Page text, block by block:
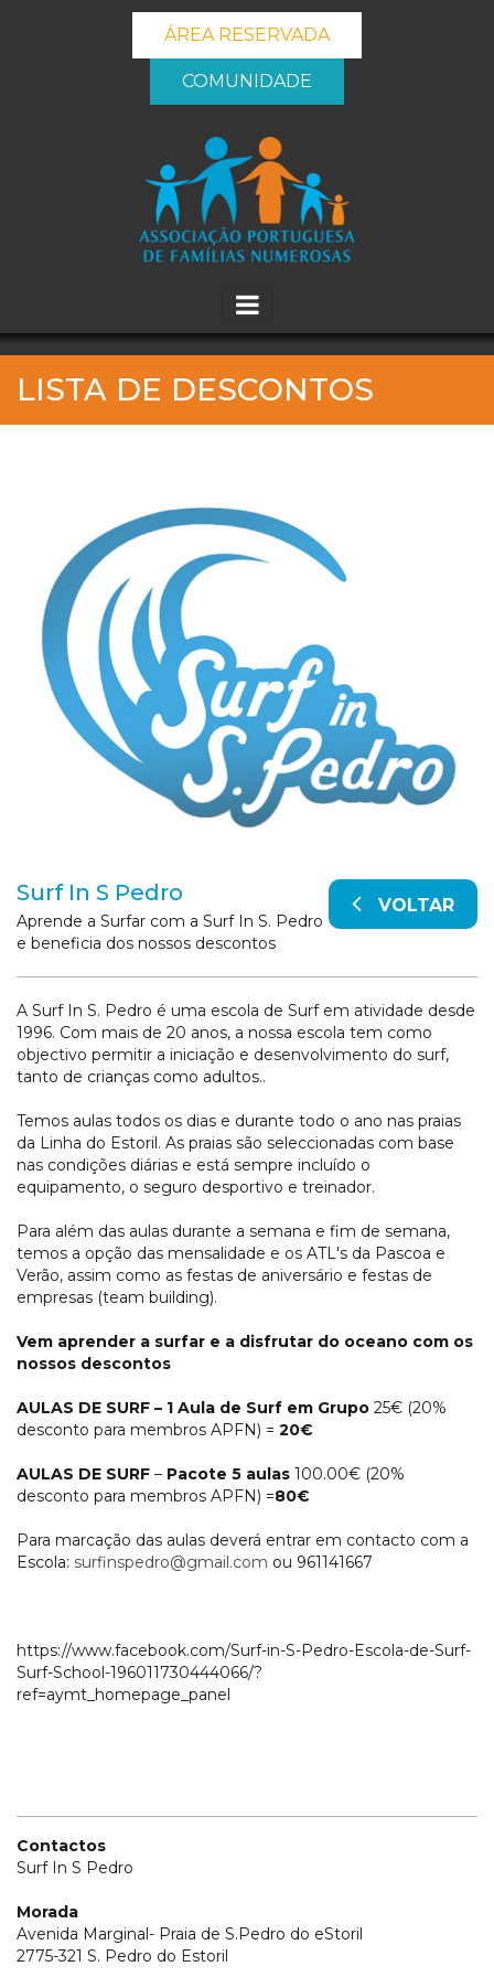
ÁREA RESERVADA
COMUNIDADE
_banner_me_
LISTA DE DESCONTOS
Surf In S Pedro VOLTAR
Aprende a Surfar com a Surf In S. Pedro
e beneficia dos nossos descontos
A Surf In S. Pedro é uma escola de Surf em atividade desde
1996. Com mais de 20 anos, a nossa escola tem como
objectivo permitir a iniciação e desenvolvimento do surf,
tanto de crianças como adultos..
Temos aulas todos os dias e durante todo o ano nas praias
da Linha do Estoril. As praias são seleccionadas com base
nas condições diárias e está sempre incluído o
equipamento, o seguro desportivo e treinador.
Para além das aulas durante a semana e fim de semana,
temos a opção das mensalidade e os ATL's da Pascoa e
Verão, assim como as festas de aniversário e festas de
empresas (team building).
Vem aprender a surfar e a disfrutar do oceano com os
nossos descontos
AULAS DE SURF – 1 Aula de Surf em Grupo 25€ (20%
desconto para membros APFN) = 20€
AULAS DE SURF – Pacote 5 aulas 100.00€ (20%
desconto para membros APFN) =80€
Para marcação das aulas deverá entrar em contacto com a
Escola: surfinspedro@gmail.com ou 961141667
https://www.facebook.com/Surf-in-S-Pedro-Escola-de-Surf-
Surf-School-196011730444066/?
ref=aymt_homepage_panel
Contactos
Surf In S Pedro
Morada
Avenida Marginal- Praia de S.Pedro do eStoril
2775-321 S. Pedro do Estoril